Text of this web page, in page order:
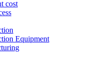
cost
Equipment